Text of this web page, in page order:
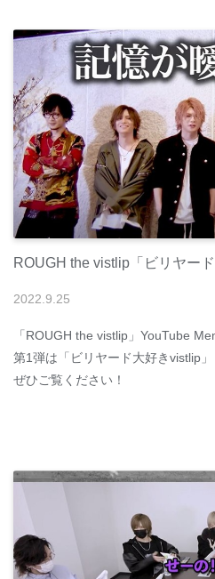
ROUGH the vistlip「ビリヤー
2022.9.25
「ROUGH the vistlip」YouTube
第1弾は「ビリヤード大好きvistlip」
ぜひご覧ください！